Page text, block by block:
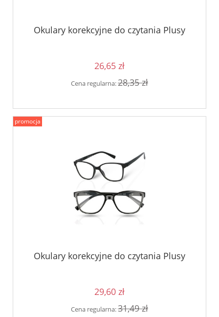
Okulary korekcyjne do czytania Plusy
26,65 zł
Cena regularna:28,35 zł
Okulary korekcyjne do czytania Plusy
29,60 zł
Cena regularna:31,49 zł
promocja